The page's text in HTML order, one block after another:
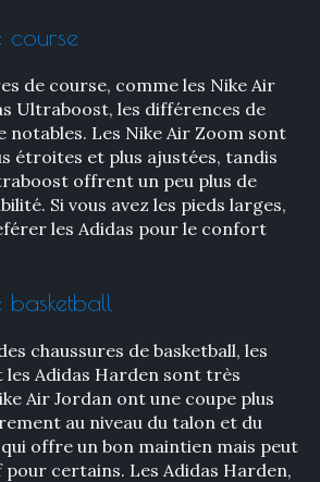
course
de course, comme les Nike Air
Ultraboost, les différences de
notables. Les Nike Air Zoom sont
étroites et plus ajustées, tandis
offrent un peu plus de
Si vous avez les pieds larges,
les Adidas pour le confort
basketball
chaussures de basketball, les
les Adidas Harden sont très
Air Jordan ont une coupe plus
au niveau du talon et du
offre un bon maintien mais peut
certains. Les Adidas Harden,